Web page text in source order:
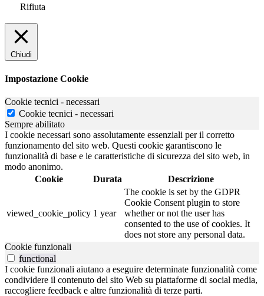
Rifiuta
Chiudi
Impostazione Cookie
Cookie tecnici - necessari
Cookie tecnici - necessari
Sempre abilitato
I cookie necessari sono assolutamente essenziali per il corretto
funzionamento del sito web. Questi cookie garantiscono le
funzionalità di base e le caratteristiche di sicurezza del sito web, in
modo anonimo.
Cookie
Durata Descrizione
viewed_cookie_policy 1 year
The cookie is set by the GDPR
Cookie Consent plugin to store
whether or not the user has
consented to the use of cookies. It
does not store any personal data.
Cookie funzionali
functional
I cookie funzionali aiutano a eseguire determinate funzionalità come
condividere il contenuto del sito Web su piattaforme di social media,
raccogliere feedback e altre funzionalità di terze parti.